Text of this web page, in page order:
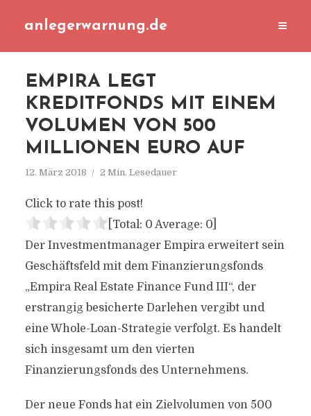
anlegerwarnung.de
EMPIRA LEGT
KREDITFONDS MIT EINEM
VOLUMEN VON 500
MILLIONEN EURO AUF
12. März 2018 2 Min. Lesedauer
Click to rate this post!
[Total: 0 Average: 0]
Der Investmentmanager Empira erweitert sein
Geschäftsfeld mit dem Finanzierungsfonds
„Empira Real Estate Finance Fund III“, der
erstrangig besicherte Darlehen vergibt und
eine Whole-Loan-Strategie verfolgt. Es handelt
sich insgesamt um den vierten
Finanzierungsfonds des Unternehmens.
Der neue Fonds hat ein Zielvolumen von 500